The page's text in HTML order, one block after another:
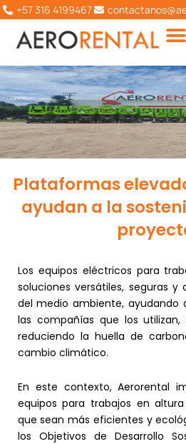
Ir
contenido
+57 316 4199467
Plataformas
ayudan a la
Los equipos eléctricos para
soluciones versátiles, seguras
del medio ambiente, ayudando
las compañías que los utilizan,
reduciendo la huella de
cambio climático.
En este contexto, Aerorental
equipos para trabajos en
que sean más eficientes y
los Objetivos de Desarrollo